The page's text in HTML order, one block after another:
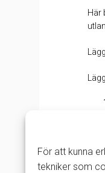
För att kunna
tekniker som
Här